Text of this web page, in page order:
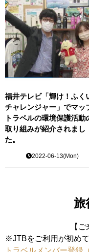
福井テレビ「輝け！ふく
チャレンジャー」でマッ
トラベルの環境保護活動
取り組みが紹介されまし
た。
2022-06-13(Mon)
旅
【
※JTBをご利用が初めて